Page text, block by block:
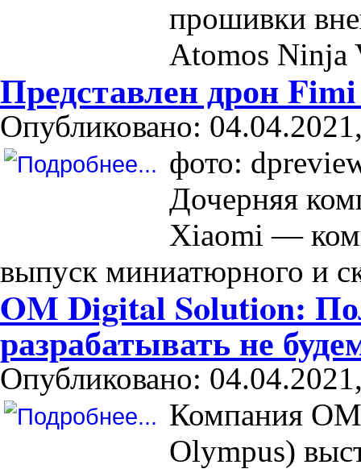
прошивки
Atomos Ninja
Представлен дрон
Опубликовано:
фото:
Дочерняя
Xiaomi —
выпуск миниатюрного и
OM Digital Solution:
разрабатывать не
Опубликовано:
Компания
Olympus)